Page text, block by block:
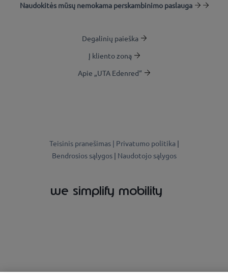
Naudokitės mūsų nemokama perskambinimo paslauga
Degalinių paieška
Į kliento zoną
Apie „UTA Edenred“
Teisinis pranešimas | Privatumo politika |
Bendrosios sąlygos| Naudotojo sąlygos
we simplify mobility